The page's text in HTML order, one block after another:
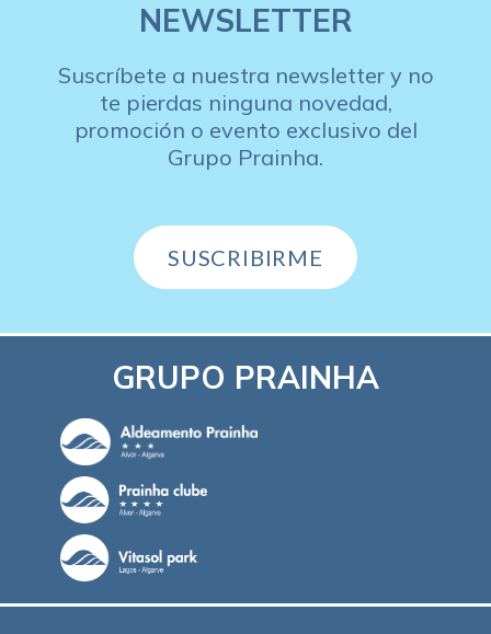
NEWSLETTER
Suscríbete a nuestra newsletter y no
te pierdas ninguna novedad,
promoción o evento exclusivo del
Grupo Prainha.
SUSCRIBIRME
GRUPO PRAINHA